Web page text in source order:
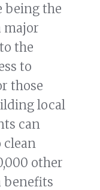
being the
major
the
to
those
local
can
clean
other
benefits